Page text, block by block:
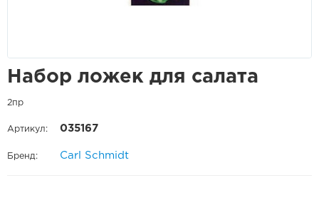
Набор ложек для салата
2пр
Артикул: 035167
Бренд: Carl Schmidt